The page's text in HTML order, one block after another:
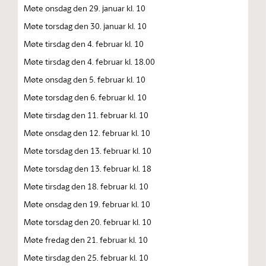
Møte onsdag den 29. januar kl. 10
Møte torsdag den 30. januar kl. 10
Møte tirsdag den 4. februar kl. 10
Møte tirsdag den 4. februar kl. 18.00
Møte onsdag den 5. februar kl. 10
Møte torsdag den 6. februar kl. 10
Møte tirsdag den 11. februar kl. 10
Møte onsdag den 12. februar kl. 10
Møte torsdag den 13. februar kl. 10
Møte torsdag den 13. februar kl. 18
Møte tirsdag den 18. februar kl. 10
Møte onsdag den 19. februar kl. 10
Møte torsdag den 20. februar kl. 10
Møte fredag den 21. februar kl. 10
Møte tirsdag den 25. februar kl. 10